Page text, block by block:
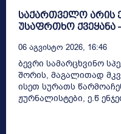
საქართველო არის
უსაფრთხო ქვეყანა
06 Აგვისტო 2026, 16:46
ბევრი სამარცხვინო
შორის, მაგალითად
ისეთ სურათს
ჟურნალისტები, ე.წ